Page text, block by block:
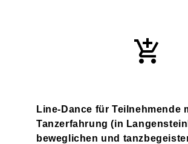
Line-Dance für Teilnehmende
Tanzerfahrung (in
beweglichen und